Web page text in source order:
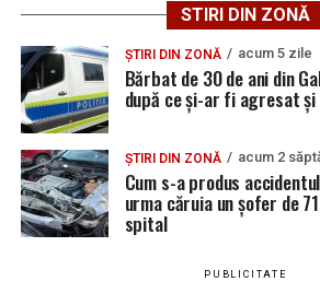
Urmărește Ziarul Unirea pe
YouTube Instagram WhatsApp
STIRI DIN ZONĂ
ȘTIRI DIN ZONĂ acum 5 zile
Bărbat de 30 de ani din
după ce și-ar fi agresat
ȘTIRI DIN ZONĂ acum 2
Cum s-a produs
urma căruia un șofer de
spital
PUBLICITATE